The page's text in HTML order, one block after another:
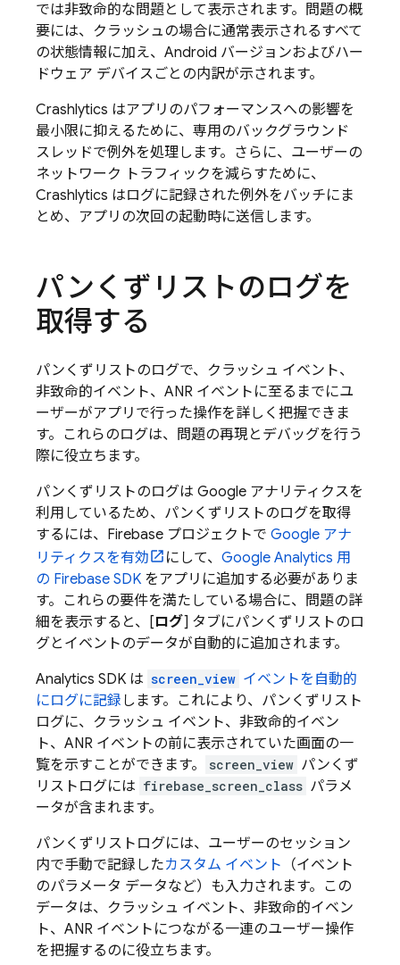
では非致命的な問題として表示されます。問題の概
要には、クラッシュの場合に通常表示されるすべて
の状態情報に加え、Android バージョンおよびハー
ドウェア デバイスごとの内訳が示されます。
Crashlytics はアプリのパフォーマンスへの影響を
最小限に抑えるために、専用のバックグラウンド
スレッドで例外を処理します。さらに、ユーザーの
ネットワーク トラフィックを減らすために、
Crashlytics はログに記録された例外をバッチにま
とめ、アプリの次回の起動時に送信します。
パンくずリストのログを
取得する
パンくずリストのログで、クラッシュ イベント、
非致命的イベント、ANR イベントに至るまでにユ
ーザーがアプリで行った操作を詳しく把握できま
す。これらのログは、問題の再現とデバッグを行う
際に役立ちます。
パンくずリストのログは Google アナリティクスを
利用しているため、パンくずリストのログを取得
するには、Firebase プロジェクトで Google アナ
リティクスを有効
にして、 Google Analytics 用
の Firebase SDK をアプリに追加する必要がありま
す。これらの要件を満たしている場合に、問題の詳
細を表示すると、[ログ] タブにパンくずリストのロ
グとイベントのデータが自動的に追加されます。
Analytics SDK は screen_view イベントを自動的
にログに記録 します。これにより、パンくずリスト
ログに、クラッシュ イベント、非致命的イベン
ト、ANR イベントの前に表示されていた画面の一
覧を示すことができます。
screen_view パンくず
リストログには firebase_screen_class パラメ
ータが含まれます。
パンくずリストログには、ユーザーのセッション
内で手動で記録したカスタム イベント （イベント
のパラメータ データなど）も入力されます。この
データは、クラッシュ イベント、非致命的イベン
ト、ANR イベントにつながる一連のユーザー操作
を把握するのに役立ちます。